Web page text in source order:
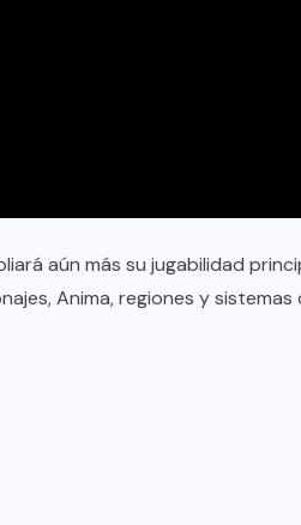
aún más su jugabilidad
Anima, regiones y sistemas